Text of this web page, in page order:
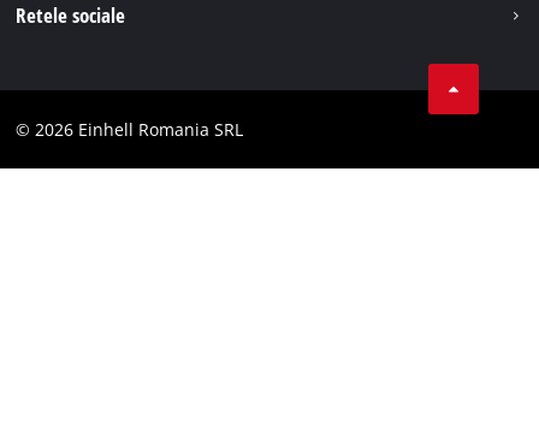
Einhell in lume
Declaratie de accesibilitate
Retele sociale
Facebook
© 2026 Einhell Romania SRL